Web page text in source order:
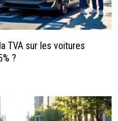
TVA sur les voitures
?